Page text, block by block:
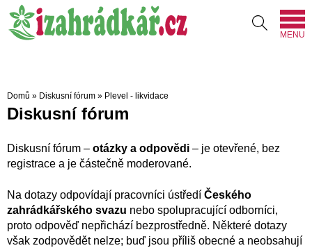
MENU
Domů » Diskusní fórum » Plevel - likvidace
Diskusní fórum
Diskusní fórum – otázky a odpovědi – je otevřené, bez
registrace a je částečně moderované.
Na dotazy odpovídají pracovníci ústředí Českého
zahrádkářského svazu nebo spolupracující odborníci,
proto odpověď nepřichází bezprostředně. Některé dotazy
však zodpovědět nelze; buď jsou příliš obecné a neobsahují